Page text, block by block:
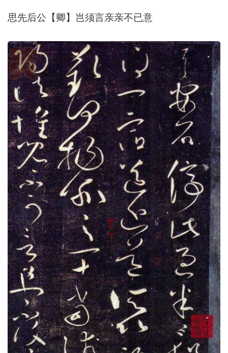
思先后公【卿】岂须言亲亲不已意